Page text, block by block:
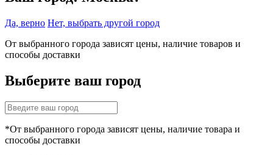
Да, верно Нет, выбрать другой город
От выбранного города зависят цены, наличие товаров и
способы доставки
Выберите ваш город
*От выбранного города зависят цены, наличие товара и
способы доставки